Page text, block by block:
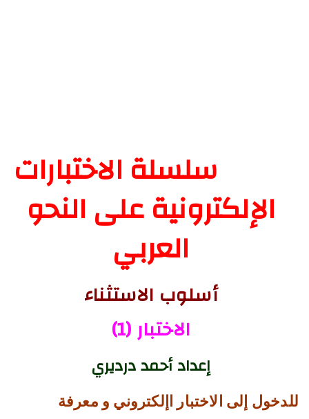
سلسلة الاختبارات
الإلكترونية على النحو
العربي
أسلوب الاستثناء
الاختبار (1)
إعداد أحمد درديري
للدخول إلى الاختبار اإلكتروني و معرفة